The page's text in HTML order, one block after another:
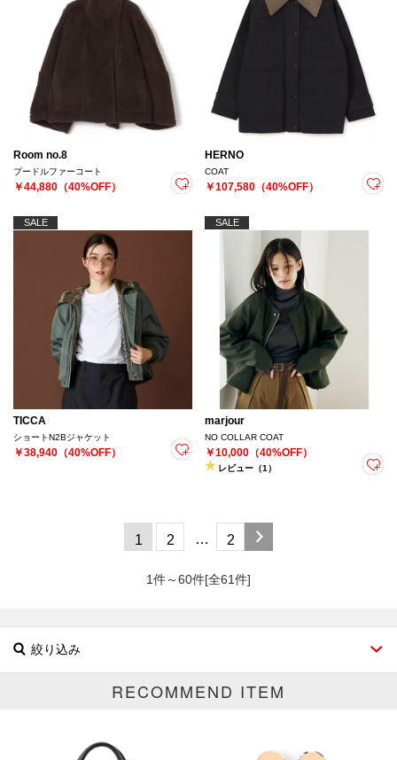
Room no.8
プードルファーコート
￥44,880（40%OFF）
HERNO
COAT
￥107,580（40%OFF）
SALE
TICCA
ショートN2Bジャケット
￥38,940（40%OFF）
SALE
marjour
NO COLLAR COAT
￥10,000（40%OFF）
レビュー（1）
1 2 … 2
1件～60件[全61件]
絞り込み
RECOMMEND ITEM